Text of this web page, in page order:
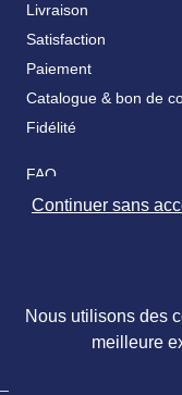
Livraison
Satisfaction
Paiement
Catalogue & bon de
Fidélité
FAQ
Nos partenaires
Retrouvez nous sur les
Continuer sans
Nous utilisons des
meilleure